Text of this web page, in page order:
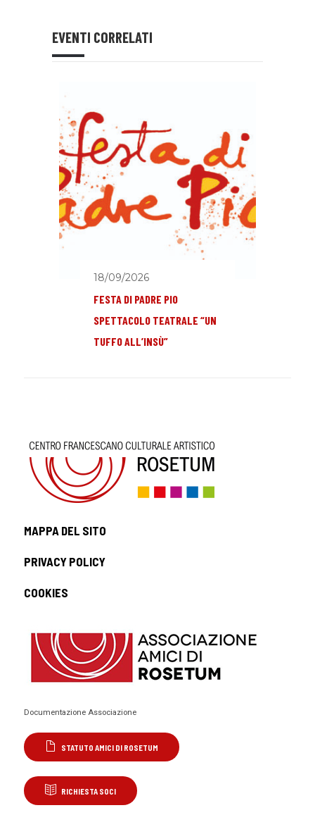
EVENTI CORRELATI
18/09/2026
FESTA DI PADRE PIO
SPETTACOLO TEATRALE “UN
TUFFO ALL’INSÙ”
MAPPA DEL SITO
PRIVACY POLICY
COOKIES
Documentazione Associazione
STATUTO AMICI DI ROSETUM
RICHIESTA SOCI